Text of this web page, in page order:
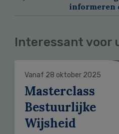
informeren
Interessant voor
Vanaf 28 oktober 2025
Masterclass
Bestuurlijke
Wijsheid